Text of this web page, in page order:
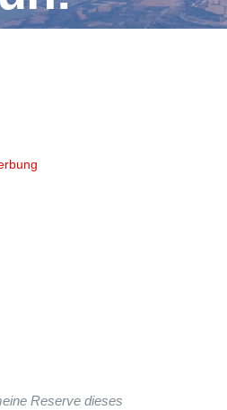
Reserve dieses